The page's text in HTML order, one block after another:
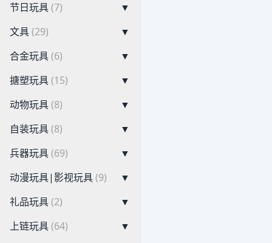
节日玩具(7)
▼
文具(29)
▼
合金玩具(6)
▼
搪塑玩具(15)
▼
动物玩具(8)
▼
自装玩具(8)
▼
兵器玩具(69)
▼
动漫玩具|影视玩具(9)
▼
礼品玩具(2)
▼
上链玩具(64)
▼